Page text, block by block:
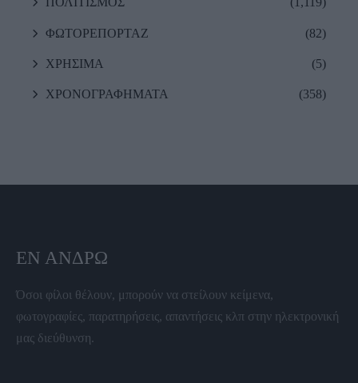
ΦΩΤΟΡΕΠΟΡΤΑΖ (82)
ΧΡΗΣΙΜΑ (5)
ΧΡΟΝΟΓΡΑΦΗΜΑΤΑ (358)
ΕΝ ΆΝΔΡΩ
Όσοι φίλοι θέλουν, μπορούν να στείλουν κείμενα,
φωτογραφίες, παρατηρήσεις, απαντήσεις κλπ στην ηλεκτρονική
μας διεύθυνση.